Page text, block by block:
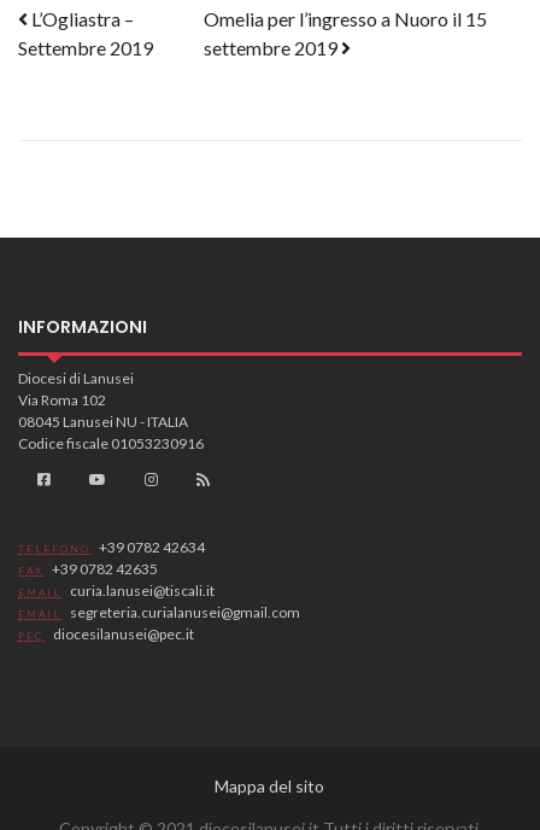
Post navigation
L’Ogliastra –
Settembre 2019
Omelia per l’ingresso a Nuoro il 15
settembre 2019
INFORMAZIONI
Diocesi di Lanusei
Via Roma 102
08045 Lanusei NU - ITALIA
Codice fiscale 01053230916
TELEFONO +39 0782 42634
FAX +39 0782 42635
EMAIL curia.lanusei@tiscali.it
EMAIL segreteria.curialanusei@gmail.com
PEC diocesilanusei@pec.it
Mappa del sito